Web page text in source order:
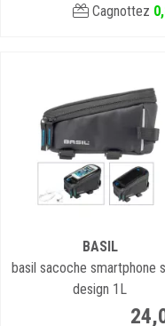
Cagnottez 0,
BASIL
basil sacoche smartphone
design 1L
24,